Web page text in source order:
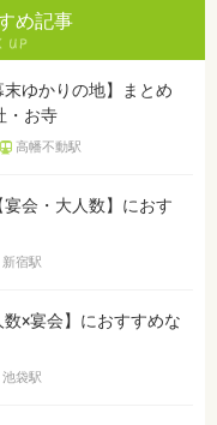
め記事
ゆかりの地】まとめ
・お寺
高幡不動駅
会・大人数】におす
新宿駅
×宴会】におすすめな
池袋駅